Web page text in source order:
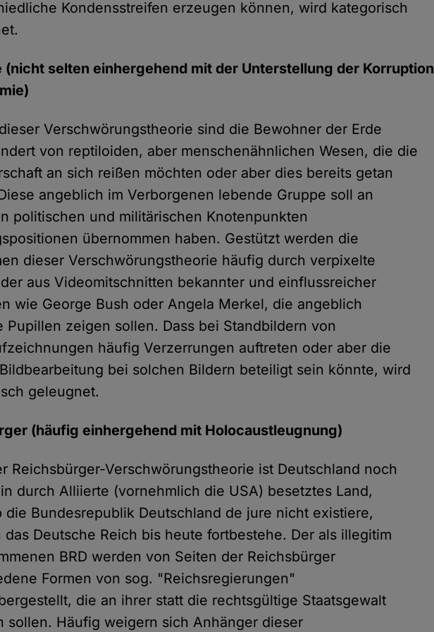
Kondensstreifen erzeugen können, wird kategorisch
(nicht selten einhergehend mit der Unterstellung der Korruption
Verschwörungstheorie sind die Bewohner der Erde
von reptiloiden, aber menschenähnlichen Wesen, die die
an sich reißen möchten oder aber dies bereits getan
angeblich im Verborgenen lebende Gruppe soll an
politischen und militärischen Knotenpunkten
übernommen haben. Gestützt werden die
dieser Verschwörungstheorie häufig durch verpixelte
aus Videomitschnitten bekannter und einflussreicher
wie George Bush oder Angela Merkel, die angeblich
Pupillen zeigen sollen. Dass bei Standbildern von
häufig Verzerrungen auftreten oder aber die
bei solchen Bildern beteiligt sein könnte, wird
geleugnet.
(häufig einhergehend mit Holocaustleugnung)
Reichsbürger-Verschwörungstheorie ist Deutschland noch
durch Alliierte (vornehmlich die USA) besetztes Land,
die Bundesrepublik Deutschland de jure nicht existiere,
das Deutsche Reich bis heute fortbestehe. Der als illegitim
BRD werden von Seiten der Reichsbürger
Formen von sog. "Reichsregierungen"
die an ihrer statt die rechtsgültige Staatsgewalt
sollen. Häufig weigern sich Anhänger dieser